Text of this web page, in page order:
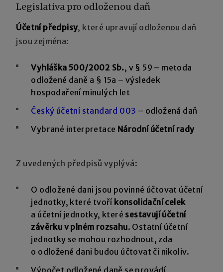
Legislativa pro odloženou daň
Účetní předpisy, které upravují odloženou daň
jsou zejména:
Vyhláška 500/2002 Sb., v § 59 – metoda
odložené daně a § 15a – výsledek
hospodaření minulých let
Český účetní standard 003 – odložená daň
Vybrané interpretace Národní účetní rady
Z uvedených předpisů vyplývá:
O odložené dani jsou povinné účtovat účetní
jednotky, které tvoří konsolidační celek
a účetní jednotky, které sestavují účetní
závěrku v plném rozsahu. Ostatní účetní
jednotky se mohou rozhodnout, zda
o odložené dani budou účtovat či nikoliv.
Výpočet odložené daně se provádí